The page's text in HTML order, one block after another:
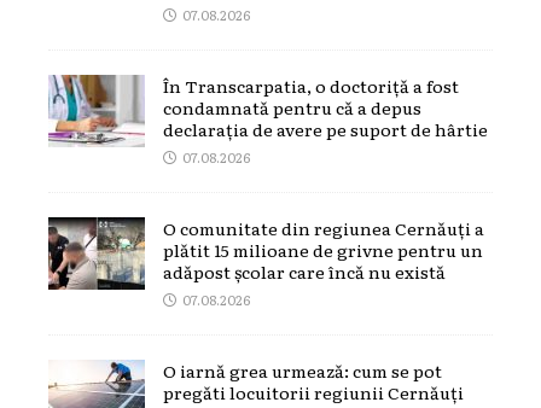
07.08.2026
În Transcarpatia, o doctoriță a fost
condamnată pentru că a depus
declarația de avere pe suport de hârtie
07.08.2026
O comunitate din regiunea Cernăuți a
plătit 15 milioane de grivne pentru un
adăpost școlar care încă nu există
07.08.2026
O iarnă grea urmează: cum se pot
pregăti locuitorii regiunii Cernăuți